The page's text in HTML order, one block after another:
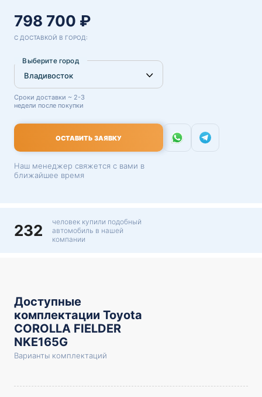
798 700 ₽
С ДОСТАВКОЙ В ГОРОД:
Выберите город
Сроки доставки ~ 2-3
недели после покупки
ОСТАВИТЬ ЗАЯВКУ
Наш менеджер свяжется с вами в
ближайшее время
232
человек купили подобный
автомобиль в нашей
компании
Доступные
комплектации Toyota
COROLLA FIELDER
NKE165G
Варианты комплектаций